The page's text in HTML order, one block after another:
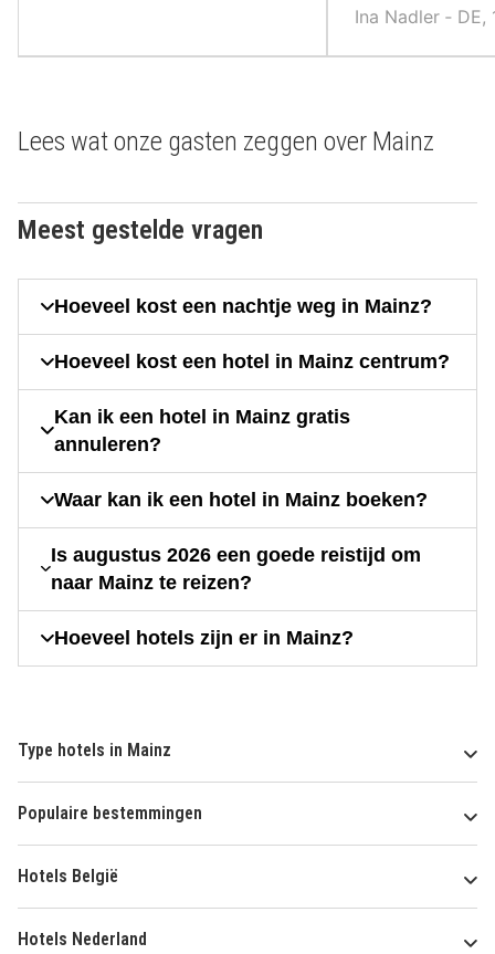
Ina Nadler ‐
Lees wat onze gasten zeggen over Mainz
Meest gestelde vragen
Hoeveel kost een nachtje weg in Mainz?
Hoeveel kost een hotel in Mainz centrum?
Kan ik een hotel in Mainz gratis
annuleren?
Waar kan ik een hotel in Mainz boeken?
Is augustus 2026 een goede reistijd om
naar Mainz te reizen?
Hoeveel hotels zijn er in Mainz?
Type hotels in Mainz
Populaire bestemmingen
Hotels België
Hotels Nederland